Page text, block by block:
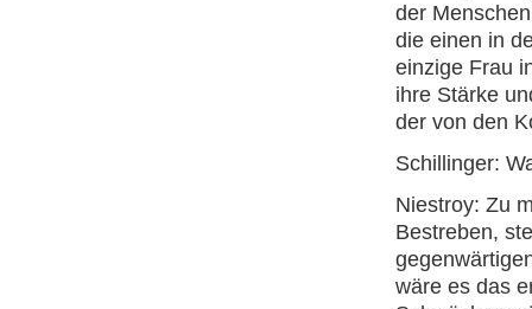
der
die einen in
einzige Frau
ihre Stärke
der von den
Schillinger:
Niestroy: Zu
Bestreben,
wäre es das